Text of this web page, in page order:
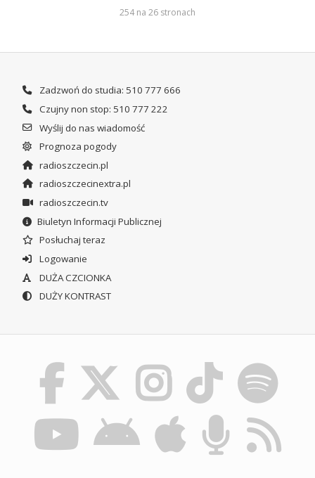
254 na 26 stronach
Zadzwoń do studia: 510 777 666
Czujny non stop: 510 777 222
Wyślij do nas wiadomość
Prognoza pogody
radioszczecin.pl
radioszczecinextra.pl
radioszczecin.tv
Biuletyn Informacji Publicznej
Posłuchaj teraz
Logowanie
DUŻA CZCIONKA
DUŻY KONTRAST